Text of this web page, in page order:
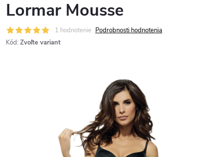
Lormar Mousse
1 hodnotenie Podrobnosti hodnotenia
Kód: Zvoľte variant